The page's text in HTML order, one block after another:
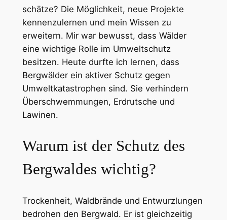
schätze? Die Möglichkeit, neue Projekte
kennenzulernen und mein Wissen zu
erweitern. Mir war bewusst, dass Wälder
eine wichtige Rolle im Umweltschutz
besitzen. Heute durfte ich lernen, dass
Bergwälder ein aktiver Schutz gegen
Umweltkatastrophen sind. Sie verhindern
Überschwemmungen, Erdrutsche und
Lawinen.
Warum ist der Schutz des
Bergwaldes wichtig?
Trockenheit, Waldbrände und Entwurzlungen
bedrohen den Bergwald. Er ist gleichzeitig